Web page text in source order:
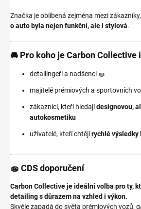
Značka je oblíbená zejména mezi
o auto byla nejen funkční, ale i stylová.
🚘 Pro koho je Carbon Collective
detailingeři a nadšenci 🧽
majitelé prémiových a sportovních
zákazníci, kteří hledajídesignovou,
autokosmetiku
uživatelé, kteří chtějírychlé výsledky
🧽 CDS doporučení
Carbon Collective je ideální volba pro ty,
detailing s důrazem na vzhled i výkon.
Skvěle zapadá do světa prémiových vozů,